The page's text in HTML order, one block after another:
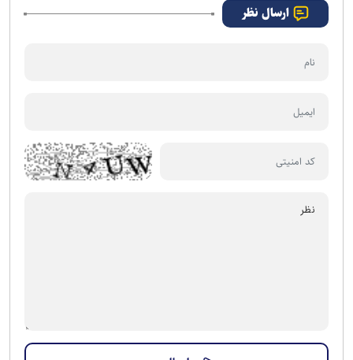
ارسال نظر